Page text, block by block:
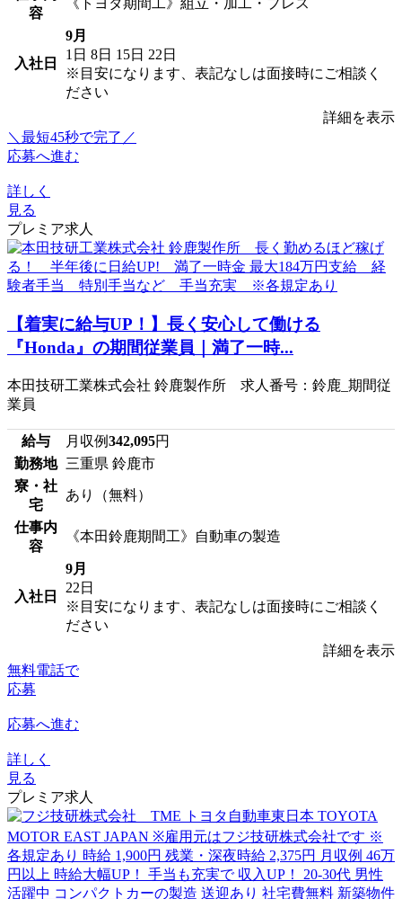
容
《トヨタ期間工》組立・加工・プレス
入社日
9月
1日 8日 15日 22日
※目安になります、表記なしは面接時にご相談く
ださい
詳細を表示
＼最短45秒で完了／
応募へ進む
詳しく
見る
プレミア求人
【着実に給与UP！】長く安心して働ける
『Honda』の期間従業員｜満了一時...
本田技研工業株式会社 鈴鹿製作所 求人番号：鈴鹿_期間従
業員
給与 月収例342,095円
勤務地 三重県 鈴鹿市
寮・社
宅
あり（無料）
仕事内
容
《本田鈴鹿期間工》自動車の製造
入社日
9月
22日
※目安になります、表記なしは面接時にご相談く
ださい
詳細を表示
無料電話で
応募
応募へ進む
詳しく
見る
プレミア求人